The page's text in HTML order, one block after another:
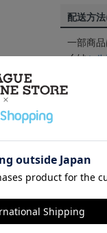
配送方
一部商
くはヘ
商品につ
商品画
ンのメ
なって
取り扱
予告なく